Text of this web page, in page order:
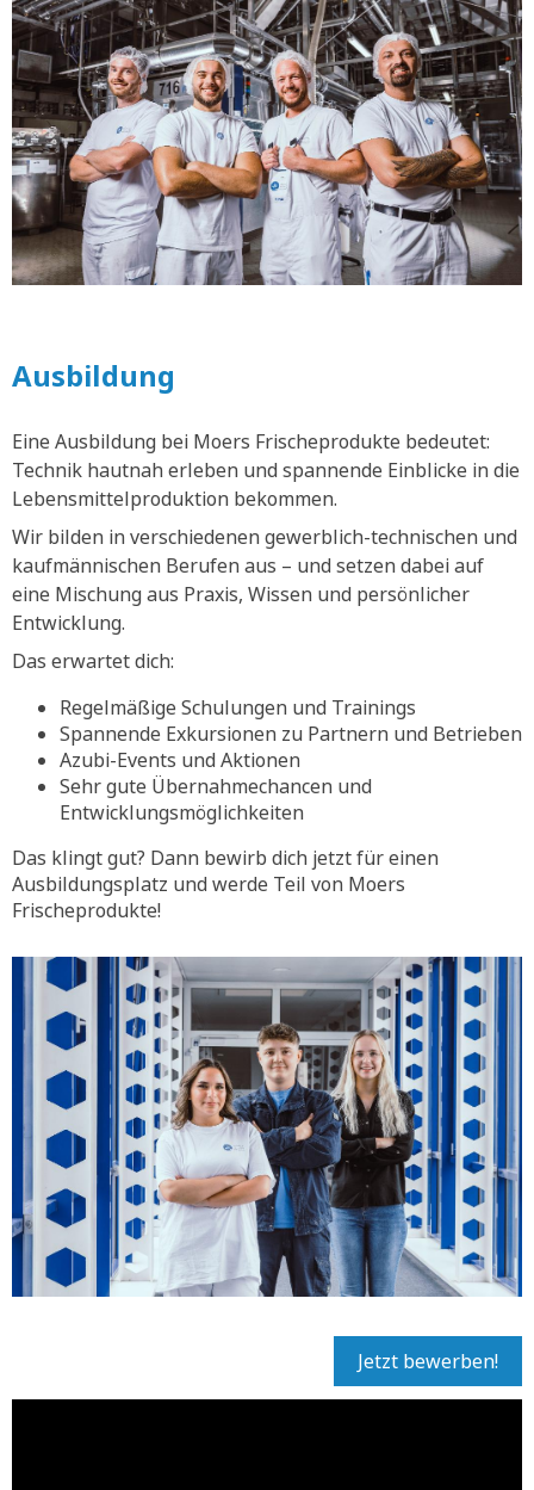
Ausbildung
Eine Ausbildung bei Moers Frischeprodukte bedeutet:
Technik hautnah erleben und spannende Einblicke in die
Lebensmittelproduktion bekommen.
Wir bilden in verschiedenen gewerblich-technischen und
kaufmännischen Berufen aus – und setzen dabei auf
eine Mischung aus Praxis, Wissen und persönlicher
Entwicklung.
Das erwartet dich:
Regelmäßige Schulungen und Trainings
Spannende Exkursionen zu Partnern und Betrieben
Azubi-Events und Aktionen
Sehr gute Übernahmechancen und
Entwicklungsmöglichkeiten
Das klingt gut? Dann bewirb dich jetzt für einen
Ausbildungsplatz und werde Teil von Moers
Frischeprodukte!
Jetzt bewerben!